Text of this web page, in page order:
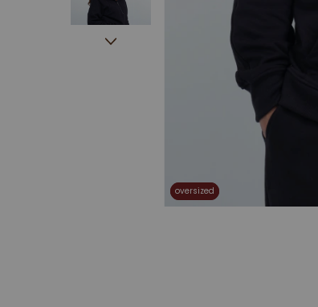
oversized
oversized